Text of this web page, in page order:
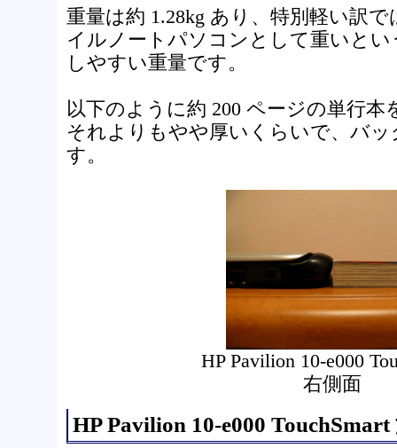
重量は約 1.28kg あり、特別軽い訳
イルノートパソコンとして重いと
しやすい重量です。
以下のように約 200 ページの単行
それよりもやや厚いくらいで、バ
す。
HP Pavilion 10-e000
右側面
HP Pavilion 10-e000